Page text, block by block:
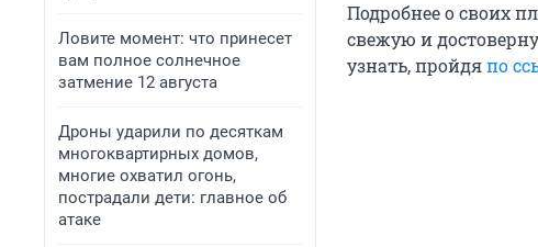
Ловите момент: что принесет
вам полное солнечное
затмение 12 августа
Дроны ударили по десяткам
многоквартирных домов,
многие охватил огонь,
пострадали дети: главное об
атаке
Подробнее о своих
свежую и
узнать, пройдяпо